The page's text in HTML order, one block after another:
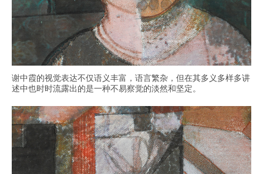
谢中霞的视觉表达不仅语义丰富，语言繁杂，但在其多义多样多讲
述中也时时流露出的是一种不易察觉的淡然和坚定。